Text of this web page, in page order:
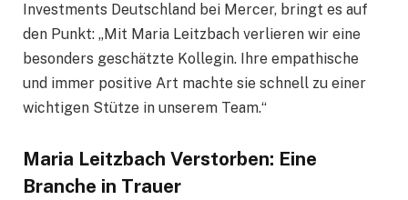
Investments Deutschland bei Mercer, bringt es auf
den Punkt: „Mit Maria Leitzbach verlieren wir eine
besonders geschätzte Kollegin. Ihre empathische
und immer positive Art machte sie schnell zu einer
wichtigen Stütze in unserem Team.“
Maria Leitzbach Verstorben: Eine
Branche in Trauer